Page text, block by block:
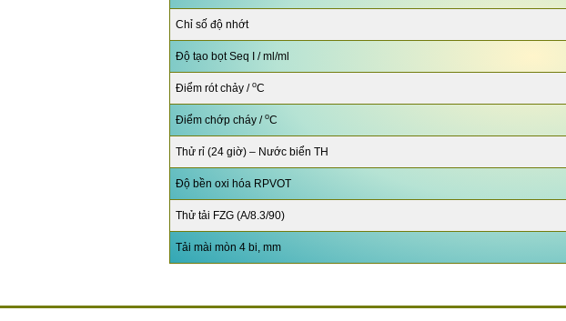
Chỉ số độ nhớt
Độ tạo bọt Seq I / ml/ml
Điểm rót chảy / oC
Điểm chớp cháy / oC
Thử rỉ (24 giờ) – Nước biển TH
Độ bền oxi hóa RPVOT
Thử tải FZG (A/8.3/90)
Tải mài mòn 4 bi, mm